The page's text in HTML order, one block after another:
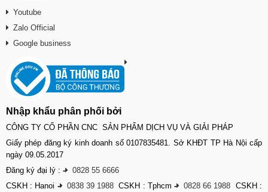
Youtube
Zalo Official
Google business
Nhập khẩu phân phối bởi
CÔNG TY CỔ PHẦN CNC SẢN PHẨM DỊCH VỤ VÀ GIẢI PHÁP
Giấy phép đăng ký kinh doanh số 0107835481. Sở KHĐT TP Hà Nội cấp
ngày 09.05.2017
Đăng ký đại lý : -
0828 55 6666
CSKH : Hanoi - 0838 39 1988 CSKH : Tphcm- 0828 66 1988 CSKH :